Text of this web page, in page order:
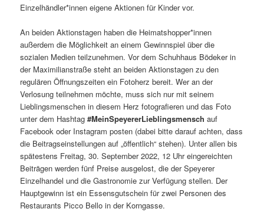
Einzelhändler*innen eigene Aktionen für Kinder vor.
An beiden Aktionstagen haben die Heimatshopper*innen
außerdem die Möglichkeit an einem Gewinnspiel über die
sozialen Medien teilzunehmen. Vor dem Schuhhaus Bödeker in
der Maximilianstraße steht an beiden Aktionstagen zu den
regulären Öffnungszeiten ein Fotoherz bereit. Wer an der
Verlosung teilnehmen möchte, muss sich nur mit seinem
Lieblingsmenschen in diesem Herz fotografieren und das Foto
unter dem Hashtag#MeinSpeyererLieblingsmensch auf
Facebook oder Instagram posten (dabei bitte darauf achten, dass
die Beitragseinstellungen auf „öffentlich“ stehen). Unter allen bis
spätestens Freitag, 30. September 2022, 12 Uhr eingereichten
Beiträgen werden fünf Preise ausgelost, die der Speyerer
Einzelhandel und die Gastronomie zur Verfügung stellen. Der
Hauptgewinn ist ein Essensgutschein für zwei Personen des
Restaurants Picco Bello in der Korngasse.